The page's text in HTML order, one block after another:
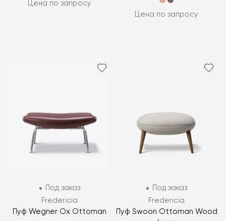
Цена по запросу
Цена по запросу
Под заказ
Fredericia
Пуф Wegner Ox Ottoman
Под заказ
Fredericia
Пуф Swoon Ottoman Wood